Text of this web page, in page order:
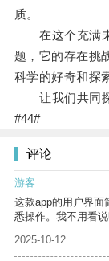
质。
在这个充满未
题，它的存在挑
科学的好奇和探
让我们共同探
#44#
评论
游客
这款app的用户界面
悉操作。我不用看
2025-10-12